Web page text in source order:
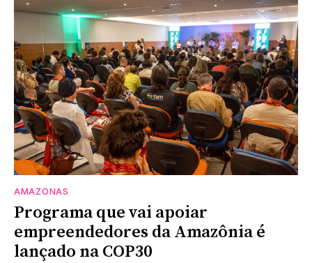
AMAZONAS
Programa que vai apoiar
empreendedores da Amazônia é
lançado na COP30